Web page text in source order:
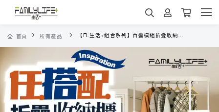
首頁 所有產品 【FL生活+組合系列】百變模組折疊收納櫃(A417_430)